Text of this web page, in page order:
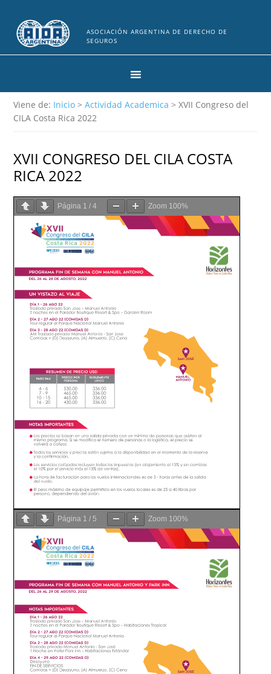
ASOCIACIÓN ARGENTINA DE DERECHO DE
SEGUROS
Viene de: Inicio>Actividad Academica > XVII Congreso del
CILA Costa Rica 2022
XVII CONGRESO DEL CILA COSTA
RICA 2022
Página 1 /4 Zoom 100%
Página 1 /5 Zoom 100%